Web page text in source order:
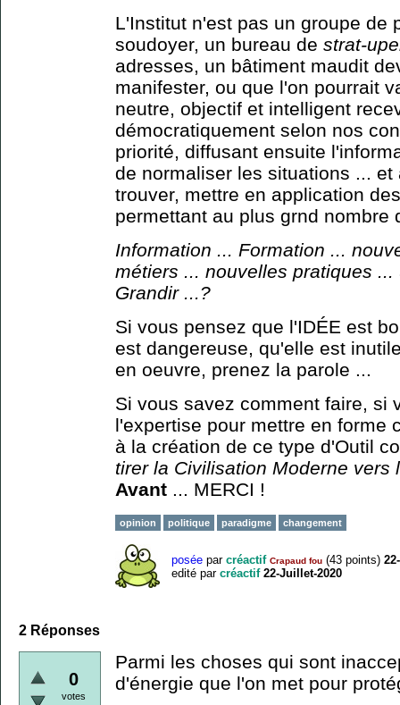
L'Institut n'est pas un groupe de
soudoyer, un bureau de strat-
adresses, un bâtiment maudit
manifester, ou que l'on pourrait
neutre, objectif et intelligent
démocratiquement selon nos
priorité, diffusant ensuite
de normaliser les situations ...
trouver, mettre en application
permettant au plus grnd nombre
Information ... Formation ...
métiers ... nouvelles pratiques
Grandir ...?
Si vous pensez que l'IDÉE est
est dangereuse, qu'elle est
en oeuvre, prenez la parole ...
Si vous savez comment faire, si
l'expertise pour mettre en forme
à la création de ce type d'Outil
tirer la Civilisation Moderne vers
Avant ... MERCI !
opinion politique paradigme changement
posée par créactif Crapaud fou (43 points)
edité par créactif 22-Juillet-2020
2 Réponses
0
votes
Parmi les choses qui sont
d'énergie que l'on met pour